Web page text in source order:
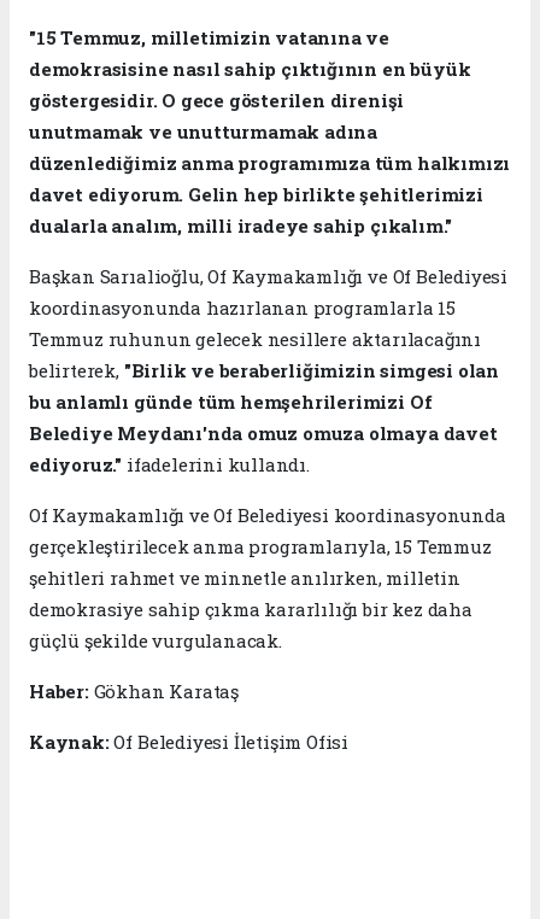
"15 Temmuz, milletimizin vatanına ve
demokrasisine nasıl sahip çıktığının en büyük
göstergesidir. O gece gösterilen direnişi
unutmamak ve unutturmamak adına
düzenlediğimiz anma programımıza tüm halkımızı
davet ediyorum. Gelin hep birlikte şehitlerimizi
dualarla analım, milli iradeye sahip çıkalım."
Başkan Sarıalioğlu, Of Kaymakamlığı ve Of Belediyesi
koordinasyonunda hazırlanan programlarla 15
Temmuz ruhunun gelecek nesillere aktarılacağını
belirterek, "Birlik ve beraberliğimizin simgesi olan
bu anlamlı günde tüm hemşehrilerimizi Of
Belediye Meydanı'nda omuz omuza olmaya davet
ediyoruz." ifadelerini kullandı.
Of Kaymakamlığı ve Of Belediyesi koordinasyonunda
gerçekleştirilecek anma programlarıyla, 15 Temmuz
şehitleri rahmet ve minnetle anılırken, milletin
demokrasiye sahip çıkma kararlılığı bir kez daha
güçlü şekilde vurgulanacak.
Haber: Gökhan Karataş
Kaynak:Of Belediyesi İletişim Ofisi